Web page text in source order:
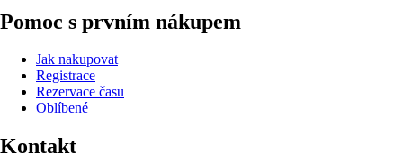
Pomoc s prvním nákupem
Jak nakupovat
Registrace
Rezervace času
Oblíbené
Kontakt